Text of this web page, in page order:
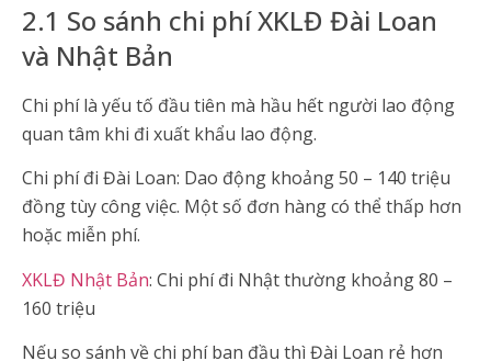
2.1 So sánh chi phí XKLĐ Đài Loan
và Nhật Bản
Chi phí là yếu tố đầu tiên mà hầu hết người lao động
quan tâm khi đi xuất khẩu lao động.
Chi phí đi Đài Loan: Dao động khoảng 50 – 140 triệu
đồng tùy công việc. Một số đơn hàng có thể thấp hơn
hoặc miễn phí.
XKLĐ Nhật Bản: Chi phí đi Nhật thường khoảng 80 –
160 triệu
Nếu so sánh về chi phí ban đầu thì Đài Loan rẻ hơn